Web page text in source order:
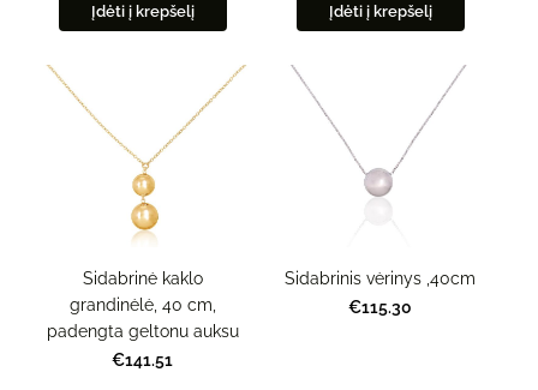
Įdėti į krepšelį Įdėti į krepšelį
Sidabrinė kaklo
grandinėlė, 40 cm,
padengta geltonu auksu
€141.51
Sidabrinis vėrinys ,40cm
€115.30